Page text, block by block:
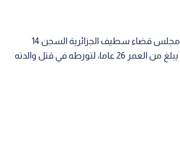
قضت محكمة جنايات مجلس قضاء سطيف الجزائرية السجن 14
سنة نافذة، بحق شاب يبلغ من العمر 26 عاما، لتورطه في قتل والدته